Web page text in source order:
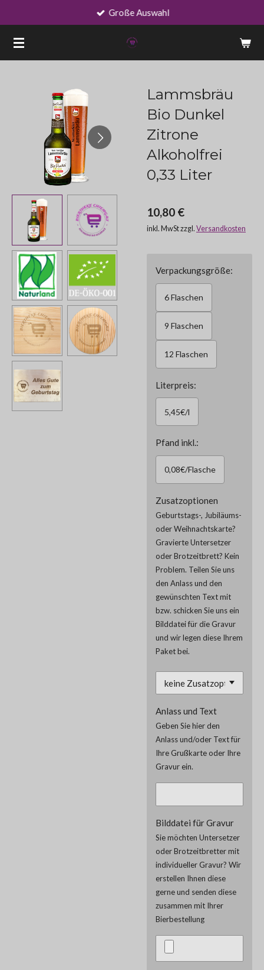
springen
Große Auswahl
Lammsbräu
Bio Dunkel
Zitrone
Alkoholfrei
0,33 Liter
10,80 €
inkl. MwSt zzgl. Versandkosten
Verpackungsgröße:
6 Flaschen
9 Flaschen
12 Flaschen
Literpreis:
5,45€/l
Pfand inkl.:
0,08€/Flasche
Zusatzoptionen
Geburtstags-, Jubiläums-
oder Weihnachtskarte?
Gravierte Untersetzer
oder Brotzeitbrett? Kein
Problem. Teilen Sie uns
den Anlass und den
gewünschten Text mit
bzw. schicken Sie uns ein
Bilddatei für die Gravur
und wir legen diese Ihrem
Paket bei.
Anlass und Text
Geben Sie hier den
Anlass und/oder Text für
Ihre Grußkarte oder Ihre
Gravur ein.
Bilddatei für Gravur
Sie möchten Untersetzer
oder Brotzeitbretter mit
individueller Gravur? Wir
erstellen Ihnen diese
gerne und senden diese
zusammen mit Ihrer
Bierbestellung